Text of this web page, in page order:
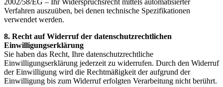
2002/58/EG – Ihr Widerspruchsrecht mittels automatisierter
Verfahren auszuüben, bei denen technische Spezifikationen
verwendet werden.
8. Recht auf Widerruf der datenschutzrechtlichen
Einwilligungserklärung
Sie haben das Recht, Ihre datenschutzrechtliche
Einwilligungserklärung jederzeit zu widerrufen. Durch den Widerruf
der Einwilligung wird die Rechtmäßigkeit der aufgrund der
Einwilligung bis zum Widerruf erfolgten Verarbeitung nicht berührt.